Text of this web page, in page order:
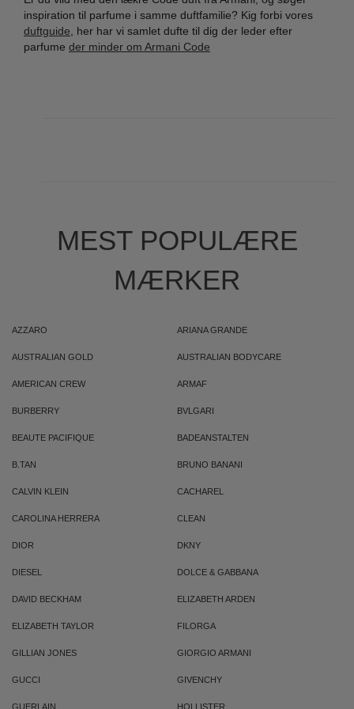
inspiration til parfume i samme duftfamilie? Kig forbi vores
duftguide , her har vi samlet dufte til dig der leder efter
parfume der minder om Armani Code
MEST POPULÆRE
MÆRKER
AZZARO ARIANA GRANDE
AUSTRALIAN GOLD AUSTRALIAN BODYCARE
AMERICAN CREW ARMAF
BURBERRY BVLGARI
BEAUTE PACIFIQUE BADEANSTALTEN
B.TAN BRUNO BANANI
CALVIN KLEIN CACHAREL
CAROLINA HERRERA CLEAN
DIOR DKNY
DIESEL DOLCE & GABBANA
DAVID BECKHAM ELIZABETH ARDEN
ELIZABETH TAYLOR FILORGA
GILLIAN JONES GIORGIO ARMANI
GUCCI GIVENCHY
GUERLAIN HOLLISTER